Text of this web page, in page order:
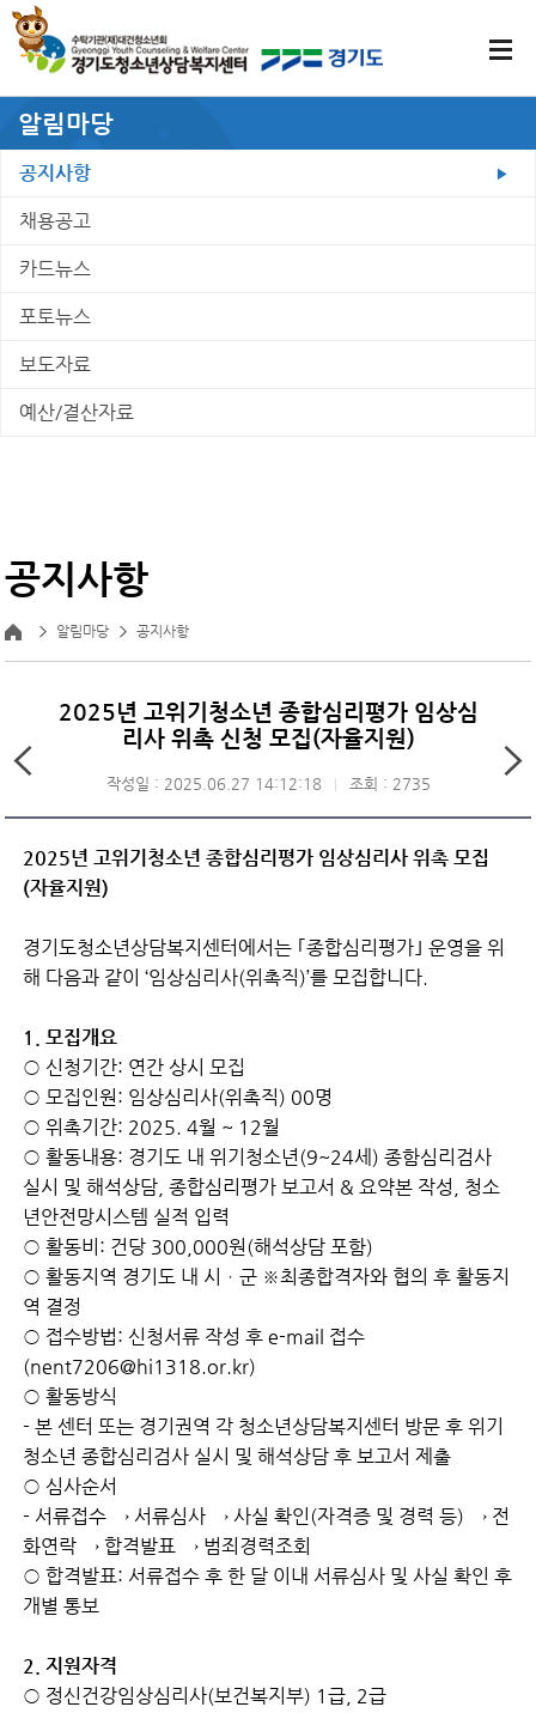
알림마당
공지사항
채용공고
카드뉴스
포토뉴스
보도자료
예산/결산자료
공지사항
알림마당 공지사항
2025년 고위기청소년 종합심리평가 임상심
리사 위촉 신청 모집(자율지원)
작성일 : 2025.06.27 14:12:18 조회 : 2735
2025년 고위기청소년 종합심리평가 임상심리사 위촉 모집
(자율지원)
경기도청소년상담복지센터에서는 ｢종합심리평가｣ 운영을 위
해 다음과 같이 ‘임상심리사(위촉직)’를 모집합니다.
1. 모집개요
○ 신청기간: 연간 상시 모집
○ 모집인원: 임상심리사(위촉직) 00명
○ 위촉기간: 2025. 4월 ~ 12월
○ 활동내용: 경기도 내 위기청소년(9~24세) 종함심리검사
실시 및 해석상담, 종합심리평가 보고서 & 요약본 작성, 청소
년안전망시스템 실적 입력
○ 활동비: 건당 300,000원(해석상담 포함)
○ 활동지역 경기도 내 시ㆍ군 ※최종합격자와 협의 후 활동지
역 결정
○ 접수방법: 신청서류 작성 후 e-mail 접수
(nent7206@hi1318.or.kr)
○ 활동방식
- 본 센터 또는 경기권역 각 청소년상담복지센터 방문 후 위기
청소년 종합심리검사 실시 및 해석상담 후 보고서 제출
○ 심사순서
- 서류접수 → 서류심사 → 사실 확인(자격증 및 경력 등) → 전
화연락 → 합격발표 → 범죄경력조회
○ 합격발표: 서류접수 후 한 달 이내 서류심사 및 사실 확인 후
개별 통보
2. 지원자격
○ 정신건강임상심리사(보건복지부) 1급, 2급